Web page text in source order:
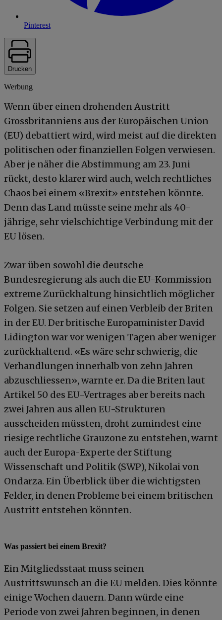
Pinterest
Drucken
Werbung
Wenn über einen drohenden Austritt
Grossbritanniens aus der Europäischen Union
(EU) debattiert wird, wird meist auf die direkten
politischen oder finanziellen Folgen verwiesen.
Aber je näher die Abstimmung am 23. Juni
rückt, desto klarer wird auch, welch rechtliches
Chaos bei einem «Brexit» entstehen könnte.
Denn das Land müsste seine mehr als 40-
jährige, sehr vielschichtige Verbindung mit der
EU lösen.
Zwar üben sowohl die deutsche
Bundesregierung als auch die EU-Kommission
extreme Zurückhaltung hinsichtlich möglicher
Folgen. Sie setzen auf einen Verbleib der Briten
in der EU. Der britische Europaminister David
Lidington war vor wenigen Tagen aber weniger
zurückhaltend. «Es wäre sehr schwierig, die
Verhandlungen innerhalb von zehn Jahren
abzuschliessen», warnte er. Da die Briten laut
Artikel 50 des EU-Vertrages aber bereits nach
zwei Jahren aus allen EU-Strukturen
ausscheiden müssten, droht zumindest eine
riesige rechtliche Grauzone zu entstehen, warnt
auch der Europa-Experte der Stiftung
Wissenschaft und Politik (SWP), Nikolai von
Ondarza. Ein Überblick über die wichtigsten
Felder, in denen Probleme bei einem britischen
Austritt entstehen könnten.
Was passiert bei einem Brexit?
Ein Mitgliedsstaat muss seinen
Austrittswunsch an die EU melden. Dies könnte
einige Wochen dauern. Dann würde eine
Periode von zwei Jahren beginnen, in denen